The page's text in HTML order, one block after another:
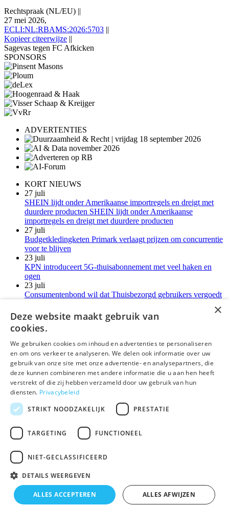
Rechtspraak (NL/EU) ||
27 mei 2026,
ECLI:NL:RBAMS:2026:5703 ||
Kopieer citeerwijze ||
Sagevas tegen FC Afkicken
SPONSORS
ADVERTENTIES
KORT NIEUWS
27 juli
SHEIN lijdt onder Amerikaanse importregels en dreigt met
duurdere producten SHEIN lijdt onder Amerikaanse
importregels en dreigt met duurdere producten
27 juli
Budgetkledingketen Primark verlaagt prijzen om concurrentie
voor te blijven
23 juli
KPN introduceert 5G-thuisabonnement met veel haken en
ogen
23 juli
Consumentenbond wil dat Thuisbezorgd gebruikers vergoedt
21 juli
LG-monitoren installeren reclamesoftware zonder melding
Meer kort nieuws
deLex
©Uitgeverij deLex
Bezoekadres
Korte Leidsedwarsstraat 12 II
T 020 - 345 22 12
Algemene voorwaarden
Disclaimer
×
Deze website maakt gebruik van
cookies.
We gebruiken cookies om inhoud en advertenties te personaliseren
en om ons verkeer te analyseren. We delen ook informatie over uw
gebruik van onze site met onze advertentie- en analysepartners, die
deze kunnen combineren met andere informatie die u aan hen heeft
verstrekt of die zij hebben verzameld door uw gebruik van hun
diensten. Privacybeleid
STRIKT NOODZAKELIJK
PRESTATIE
TARGETING FUNCTIONEEL
NIET-GECLASSIFICEERD
DETAILS WEERGEVEN
ALLES ACCEPTEREN ALLES AFWIJZEN